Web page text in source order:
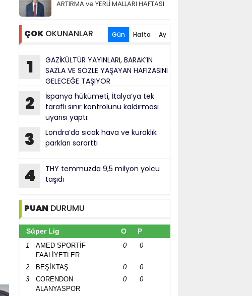
ARTIRMA ve YERLİ MALLARI HAFTASI
ÇOK OKUNANLAR Gün Hafta Ay
1
GAZİKÜLTÜR YAYINLARI, BARAK’IN
SAZLA VE SÖZLE YAŞAYAN HAFIZASINI
GELECEĞE TAŞIYOR
2
İspanya hükümeti, İtalya’ya tek
taraflı sınır kontrolünü kaldırması
uyarısı yaptı:
3
Londra’da sıcak hava ve kuraklık
parkları sararttı
4
THY temmuzda 9,5 milyon yolcu
taşıdı
PUAN DURUMU
Süper Lig O P
1
AMED SPORTİF
FAALİYETLER
0 0
2 BEŞİKTAŞ 0
0
3
CORENDON
ALANYASPOR
0 0